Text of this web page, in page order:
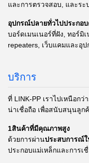
และการตรวจสอบ, และระ
อุปกรณ์ปลายทั่วไปประกอ
บอร์ดเมนเนอร์ที่ฝัง, ทอร์มิเ
repeaters, เว็บแคมและอุ
บริการ
ที่ LINK-PP เราไปเหนือก
น่าเชื่อถือ เพื่อสนับสนุนลูก
1สินค้าที่มีคุณภาพสูง
ด้วยการผ่านประสบการณ์
ประกอบแม่เหล็กและการเ